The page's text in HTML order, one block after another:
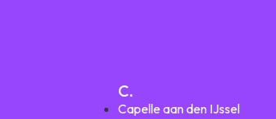
C.
Capelle aan den IJssel